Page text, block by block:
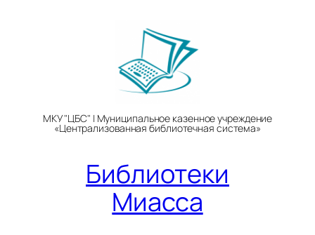
МКУ "ЦБС" | Муниципальное казенное учреждение
«Централизованная библиотечная система»
Библиотеки
Миасса